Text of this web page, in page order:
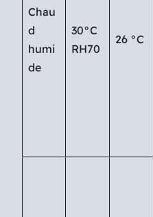
Chau
d
humi
de
30°C
RH70
26 °C